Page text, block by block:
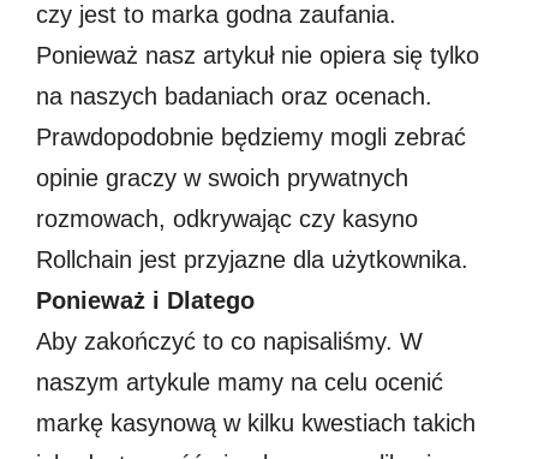
czy jest to marka godna zaufania.
Ponieważ nasz artykuł nie opiera się tylko
na naszych badaniach oraz ocenach.
Prawdopodobnie będziemy mogli zebrać
opinie graczy w swoich prywatnych
rozmowach, odkrywając czy kasyno
Rollchain jest przyjazne dla użytkownika.
Ponieważ i Dlatego
Aby zakończyć to co napisaliśmy. W
naszym artykule mamy na celu ocenić
markę kasynową w kilku kwestiach takich